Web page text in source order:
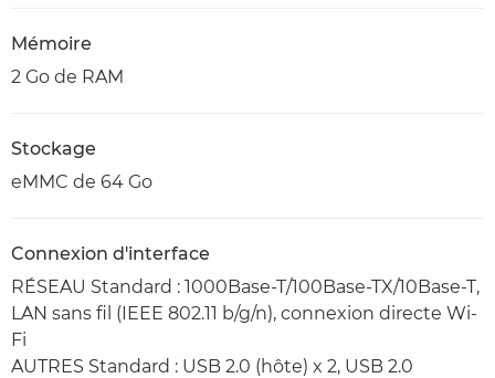
Mémoire
2 Go de RAM
Stockage
eMMC de 64 Go
Connexion d'interface
RÉSEAU Standard : 1000Base-T/100Base-TX/10Base-T,
LAN sans fil (IEEE 802.11 b/g/n), connexion directe Wi-
Fi
AUTRES Standard : USB 2.0 (hôte) x 2, USB 2.0